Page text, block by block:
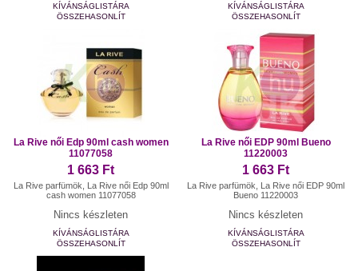
KÍVÁNSÁGLISTÁRA
ÖSSZEHASONLÍT
KÍVÁNSÁGLISTÁRA
ÖSSZEHASONLÍT
La Rive női Edp 90ml cash women
11077058
1 663 Ft
La Rive parfümök, La Rive női Edp 90ml
cash women 11077058
Nincs készleten
KÍVÁNSÁGLISTÁRA
ÖSSZEHASONLÍT
La Rive női EDP 90ml Bueno
11220003
1 663 Ft
La Rive parfümök, La Rive női EDP 90ml
Bueno 11220003
Nincs készleten
KÍVÁNSÁGLISTÁRA
ÖSSZEHASONLÍT